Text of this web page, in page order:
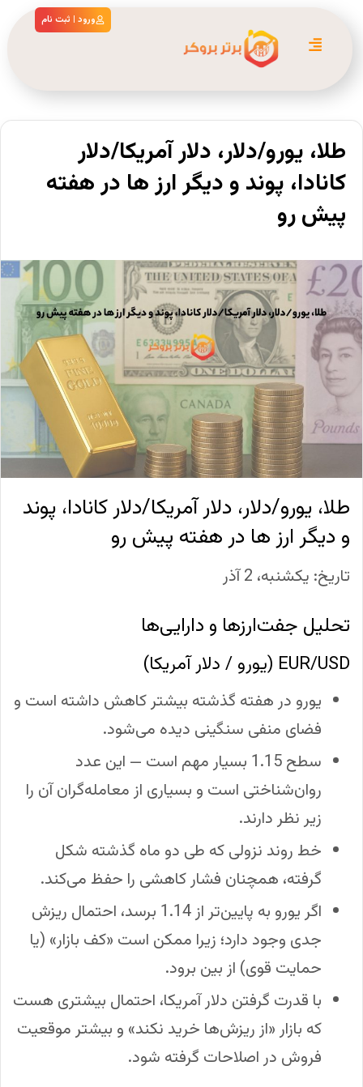
ورود | ثبت نام
طلا، یورو/دلار، دلار آمریکا/دلار
کانادا، پوند و دیگر ارز ها در هفته
پیش رو
طلا، یورو/دلار، دلار آمریکا/دلار کانادا، پوند
و دیگر ارز ها در هفته پیش رو
تاریخ: یکشنبه، 2 آذر
تحلیل جفت‌ارزها و دارایی‌ها
EUR/USD (یورو / دلار آمریکا)
یورو در هفته گذشته بیشتر کاهش داشته است و
فضای منفی سنگینی دیده می‌شود.
سطح 1.15 بسیار مهم است — این عدد
روان‌شناختی است و بسیاری از معامله‌گران آن را
زیر نظر دارند.
خط روند نزولی که طی دو ماه گذشته شکل
گرفته، همچنان فشار کاهشی را حفظ می‌کند.
اگر یورو به پایین‌تر از 1.14 برسد، احتمال ریزش
جدی وجود دارد؛ زیرا ممکن است «کف بازار» (یا
حمایت قوی) از بین برود.
با قدرت گرفتن دلار آمریکا، احتمال بیشتری هست
که بازار «از ریزش‌ها خرید نکند» و بیشتر موقعیت
فروش در اصلاحات گرفته شود.